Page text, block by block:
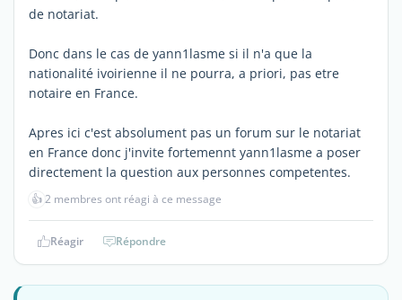
de notariat.
Donc dans le cas de yann1lasme si il n'a que la
nationalité ivoirienne il ne pourra, a priori, pas etre
notaire en France.
Apres ici c'est absolument pas un forum sur le notariat
en France donc j'invite fortemennt yann1lasme a poser
directement la question aux personnes competentes.
👍2 membres ont réagi à ce message
Réagir Répondre